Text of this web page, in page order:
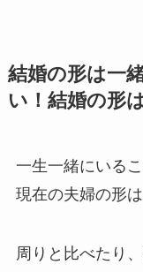
結婚の形は一
い！結婚の形
一生一緒にいる
現在の夫婦の形
周りと比べたり